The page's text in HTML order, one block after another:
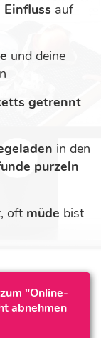
Einfluss auf
und deine
getrennt
in den
purzeln
oft müde bist
"Online-
abnehmen